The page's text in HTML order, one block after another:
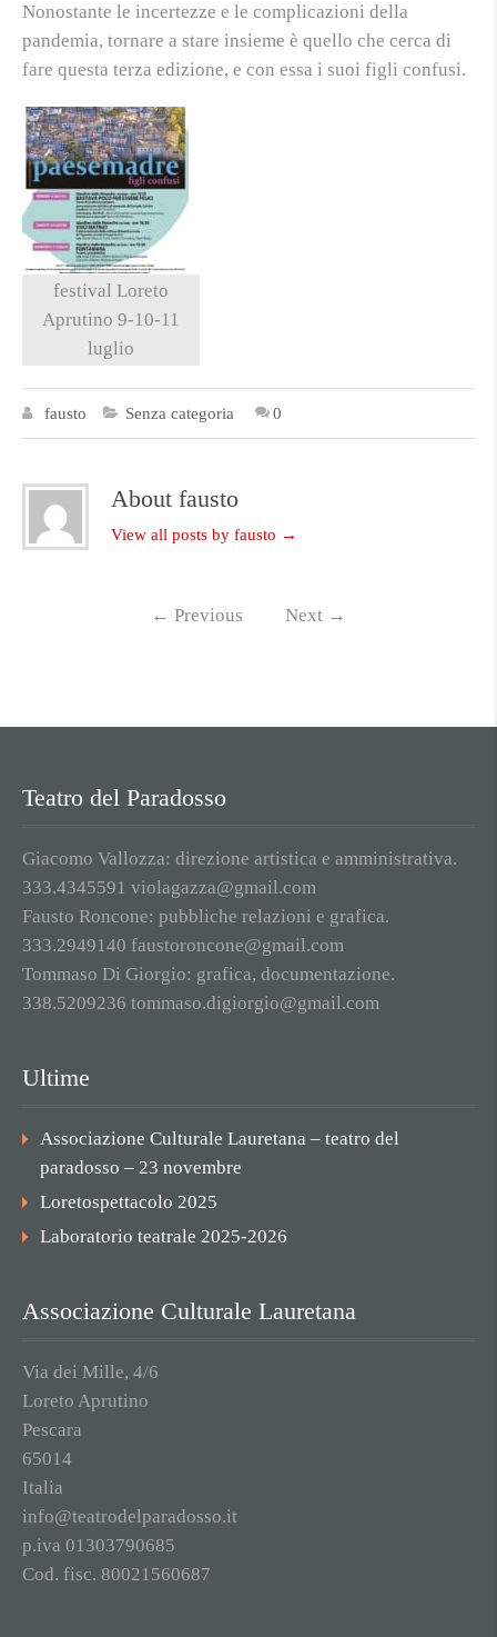
Nonostante le incertezze e le complicazioni della
pandemia, tornare a stare insieme è quello che cerca di
fare questa terza edizione, e con essa i suoi figli confusi.
festival Loreto
Aprutino 9-10-11
luglio
fausto Senza categoria 0
About fausto
View all posts by fausto →
← Previous Next →
Teatro del Paradosso
Giacomo Vallozza: direzione artistica e amministrativa.
333.4345591 violagazza@gmail.com
Fausto Roncone: pubbliche relazioni e grafica.
333.2949140 faustoroncone@gmail.com
Tommaso Di Giorgio: grafica, documentazione.
338.5209236 tommaso.digiorgio@gmail.com
Ultime
Associazione Culturale Lauretana – teatro del
paradosso – 23 novembre
Loretospettacolo 2025
Laboratorio teatrale 2025-2026
Associazione Culturale Lauretana
Via dei Mille, 4/6
Loreto Aprutino
Pescara
65014
Italia
info@teatrodelparadosso.it
p.iva 01303790685
Cod. fisc. 80021560687